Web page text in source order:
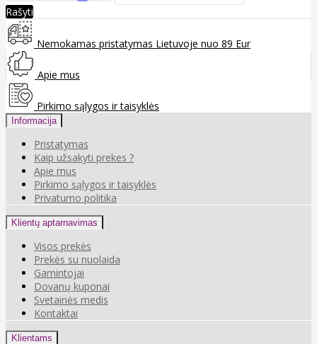
Rašyti
Nemokamas pristatymas Lietuvoje nuo 89 Eur
Apie mus
Pirkimo sąlygos ir taisyklės
Informacija
Pristatymas
Kaip užsakyti prekes ?
Apie mus
Pirkimo sąlygos ir taisyklės
Privatumo politika
Klientų aptarnavimas
Visos prekės
Prekės su nuolaida
Gamintojai
Dovanų kuponai
Svetainės medis
Kontaktai
Klientams